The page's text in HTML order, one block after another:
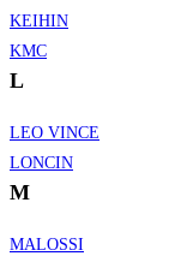
KEIHIN
KMC
L
LEO VINCE
LONCIN
M
MALOSSI